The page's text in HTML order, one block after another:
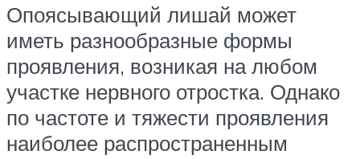
Опоясывающий лишай может
иметь разнообразные формы
проявления, возникая на любом
участке нервного отростка. Однако
по частоте и тяжести проявления
наиболее распространенным